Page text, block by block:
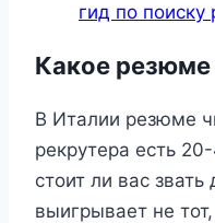
гид по поиску
Какое
В Италии резюме
рекрутера есть
стоит ли вас
выигрывает не тот,